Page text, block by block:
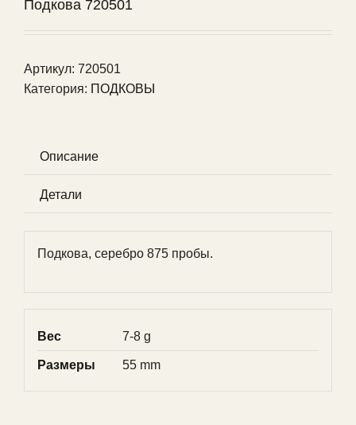
Подкова 720501
Артикул: 720501
Категория: ПОДКОВЫ
Описание
Детали
Подкова, серебро 875 пробы.
Вес 7-8 g
Размеры 55 mm